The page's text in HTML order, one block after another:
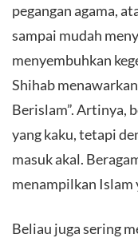
pegangan agama,
sampai mudah
menyembuhkan
Shihab
Berislam”. Artinya,
yang kaku, tetapi
masuk akal.
menampilkan Islam
​Beliau juga sering